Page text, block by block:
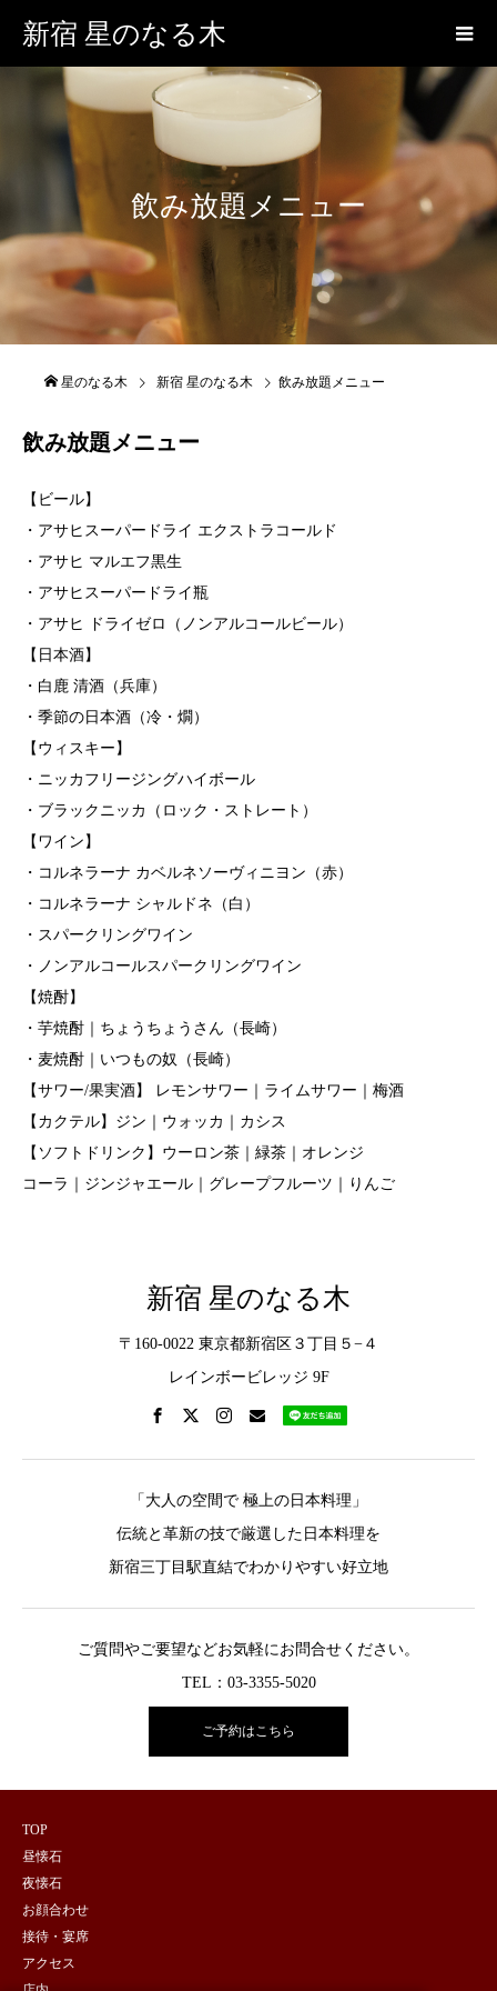
新宿 星のなる木
飲み放題メニュー
星のなる木 新宿 星のなる木 飲み放題メニュー
飲み放題メニュー
【ビール】
・アサヒスーパードライ エクストラコールド
・アサヒ マルエフ黒生
・アサヒスーパードライ瓶
・アサヒ ドライゼロ（ノンアルコールビール）
【日本酒】
・白鹿 清酒（兵庫）
・季節の日本酒（冷・燗）
【ウィスキー】
・ニッカフリージングハイボール
・ブラックニッカ（ロック・ストレート）
【ワイン】
・コルネラーナ カベルネソーヴィニヨン（赤）
・コルネラーナ シャルドネ（白）
・スパークリングワイン
・ノンアルコールスパークリングワイン
【焼酎】
・芋焼酎｜ちょうちょうさん（長崎）
・麦焼酎｜いつもの奴（長崎）
【サワー/果実酒】 レモンサワー｜ライムサワー｜梅酒
【カクテル】ジン｜ウォッカ｜カシス
【ソフトドリンク】ウーロン茶｜緑茶｜オレンジ
コーラ｜ジンジャエール｜グレープフルーツ｜りんご
新宿 星のなる木
〒160-0022 東京都新宿区３丁目５−４
レインボービレッジ 9F
「大人の空間で 極上の日本料理」
伝統と革新の技で厳選した日本料理を
新宿三丁目駅直結でわかりやすい好立地
ご質問やご要望などお気軽にお問合せください。
TEL：03-3355-5020
ご予約はこちら
TOP
昼懐石
夜懐石
お顔合わせ
接待・宴席
アクセス